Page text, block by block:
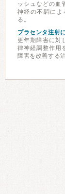
ッシュなどの血
神経の不調によ
る。
プラセンタ注射
更年期障害に対
律神経調整作用
障害を改善する